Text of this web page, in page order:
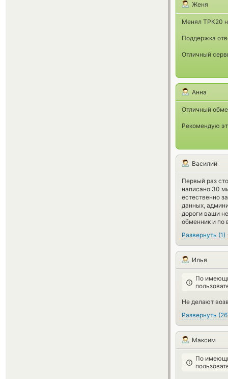
Женя
Менял ТРК20
Поддержка
Отличный
Анна
Отличный
Рекомендую
Василий
Первый раз
написано 30
естественно
данных,
дороги ваши
обменник и по
Развернуть (1)
Илья
По
Не делают
Развернуть (26
Максим
По